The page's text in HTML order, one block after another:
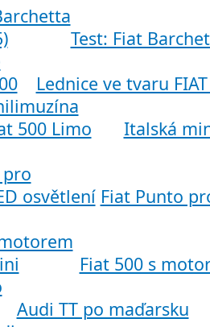
Test: Fiat
Lednice ve tvaru
Italská
Fiat Punto
Fiat 500 s
Audi TT po maďarsku